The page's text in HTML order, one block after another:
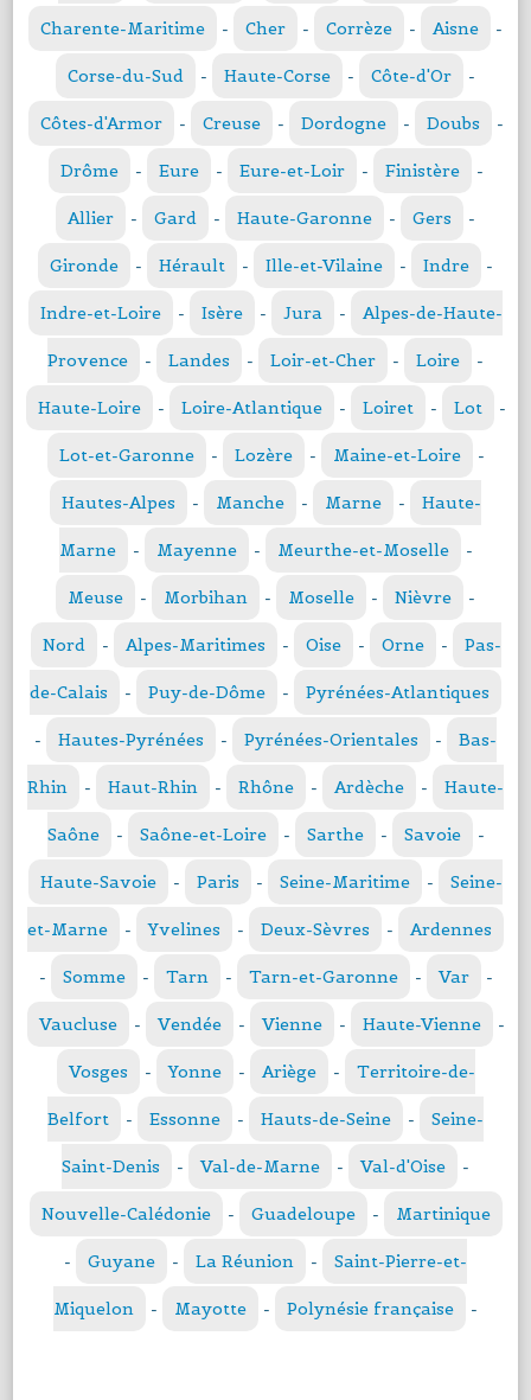
Charente-Maritime - Cher - Corrèze - Aisne -
Corse-du-Sud - Haute-Corse - Côte-d'Or -
Côtes-d'Armor - Creuse - Dordogne - Doubs -
Drôme - Eure - Eure-et-Loir - Finistère -
Allier - Gard - Haute-Garonne - Gers -
Gironde - Hérault - Ille-et-Vilaine - Indre -
Indre-et-Loire - Isère - Jura - Alpes-de-Haute-
Provence - Landes - Loir-et-Cher - Loire -
Haute-Loire - Loire-Atlantique - Loiret - Lot -
Lot-et-Garonne - Lozère - Maine-et-Loire -
Hautes-Alpes - Manche - Marne - Haute-
Marne - Mayenne - Meurthe-et-Moselle -
Meuse - Morbihan - Moselle - Nièvre -
Nord - Alpes-Maritimes - Oise - Orne - Pas-
de-Calais - Puy-de-Dôme - Pyrénées-Atlantiques
- Hautes-Pyrénées - Pyrénées-Orientales - Bas-
Rhin - Haut-Rhin - Rhône - Ardèche - Haute-
Saône - Saône-et-Loire - Sarthe - Savoie -
Haute-Savoie - Paris - Seine-Maritime - Seine-
et-Marne - Yvelines - Deux-Sèvres - Ardennes
- Somme - Tarn - Tarn-et-Garonne - Var -
Vaucluse - Vendée - Vienne - Haute-Vienne -
Vosges - Yonne - Ariège - Territoire-de-
Belfort - Essonne - Hauts-de-Seine - Seine-
Saint-Denis - Val-de-Marne - Val-d'Oise -
Nouvelle-Calédonie - Guadeloupe - Martinique
- Guyane - La Réunion - Saint-Pierre-et-
Miquelon - Mayotte - Polynésie française -